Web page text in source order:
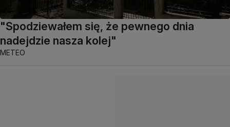
"Spodziewałem się, że pewnego dnia
nadejdzie nasza kolej"
METEO